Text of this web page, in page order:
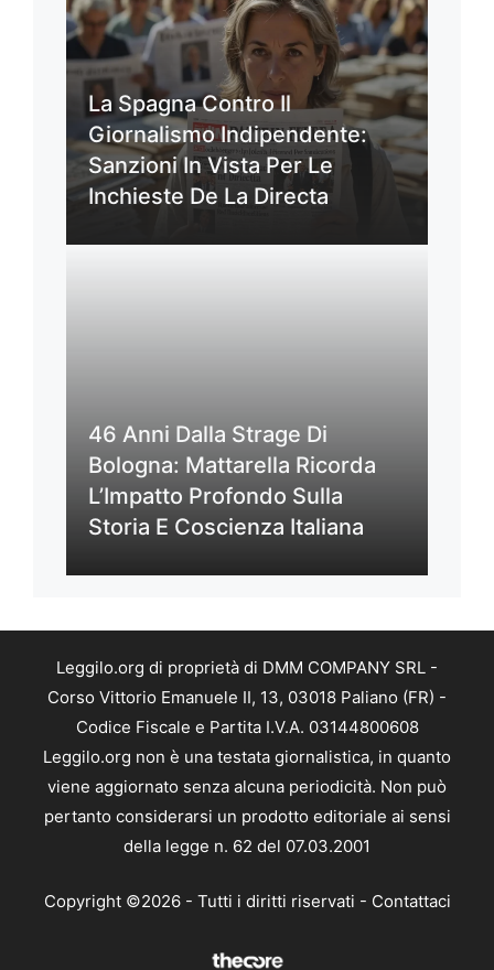
La Spagna Contro Il
Giornalismo Indipendente:
Sanzioni In Vista Per Le
Inchieste De La Directa
46 Anni Dalla Strage Di
Bologna: Mattarella Ricorda
L’Impatto Profondo Sulla
Storia E Coscienza Italiana
Leggilo.org di proprietà di DMM COMPANY SRL -
Corso Vittorio Emanuele II, 13, 03018 Paliano (FR) -
Codice Fiscale e Partita I.V.A. 03144800608
Leggilo.org non è una testata giornalistica, in quanto
viene aggiornato senza alcuna periodicità. Non può
pertanto considerarsi un prodotto editoriale ai sensi
della legge n. 62 del 07.03.2001
Copyright ©2026 - Tutti i diritti riservati - Contattaci